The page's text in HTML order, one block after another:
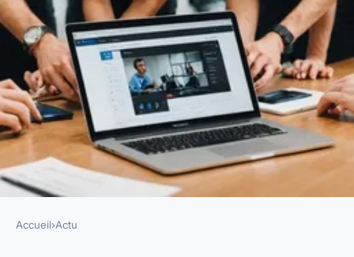
Accueil›Actu